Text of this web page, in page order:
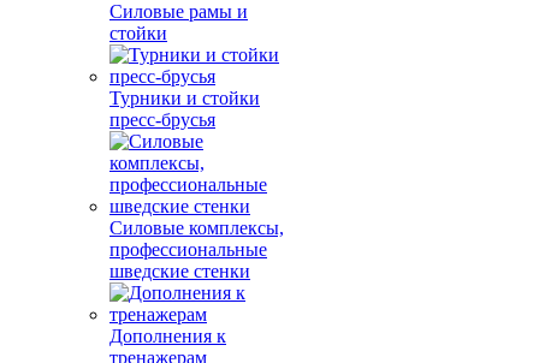
Силовые рамы и
стойки
Турники и стойки
пресс-брусья
Силовые комплексы,
профессиональные
шведские стенки
Дополнения к
тренажерам